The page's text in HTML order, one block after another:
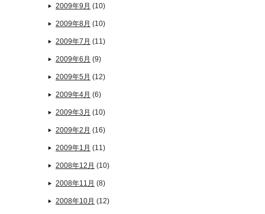
2009年9月 (10)
2009年8月 (10)
2009年7月 (11)
2009年6月 (9)
2009年5月 (12)
2009年4月 (6)
2009年3月 (10)
2009年2月 (16)
2009年1月 (11)
2008年12月 (10)
2008年11月 (8)
2008年10月 (12)